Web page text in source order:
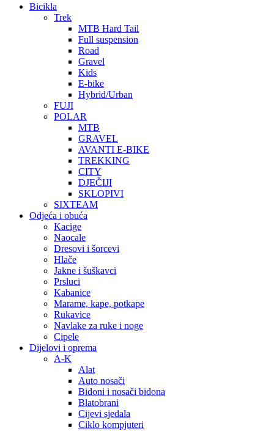
Bicikla
Trek
MTB Hard Tail
Full suspension
Road
Gravel
Kids
E-bike
Hybrid/Urban
FUJI
POLAR
MTB
GRAVEL
AVANTI E-BIKE
TREKKING
CITY
DJEČIJI
SKLOPIVI
SIXTEAM
Odjeća i obuća
Kacige
Naocale
Dresovi i šorcevi
Hlače
Jakne i šuškavci
Prsluci
Kabanice
Marame, kape, potkape
Rukavice
Navlake za ruke i noge
Cipele
Dijelovi i oprema
A-K
Alat
Auto nosači
Bidoni i nosači bidona
Blatobrani
Cijevi sjedala
Ciklo kompjuteri